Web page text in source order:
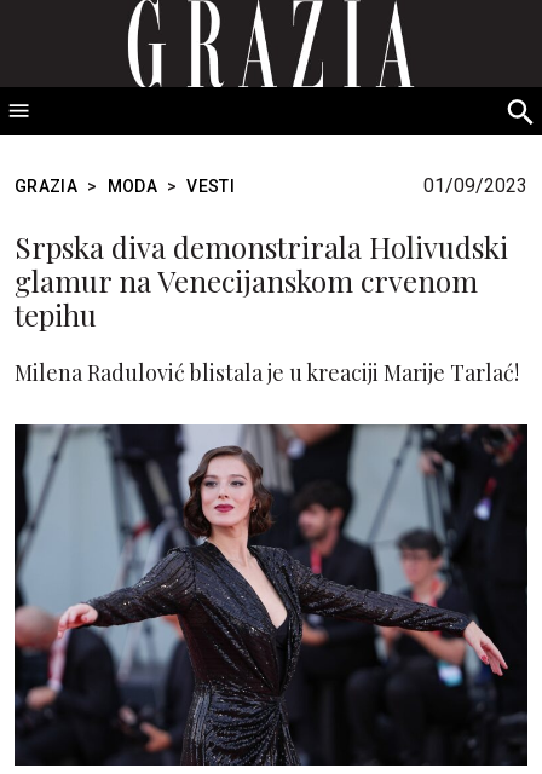
GRAZIA Srbija
GRAZIA > MODA > VESTI 01/09/2023
Srpska diva demonstrirala Holivudski
glamur na Venecijanskom crvenom
tepihu
Milena Radulović blistala je u kreaciji Marije Tarlać!